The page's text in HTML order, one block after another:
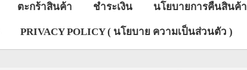
ตะกร้าสินค้า ชำระเงิน นโยบายการคืนสินค้า
PRIVACY POLICY ( นโยบาย ความเป็นส่วนตัว )